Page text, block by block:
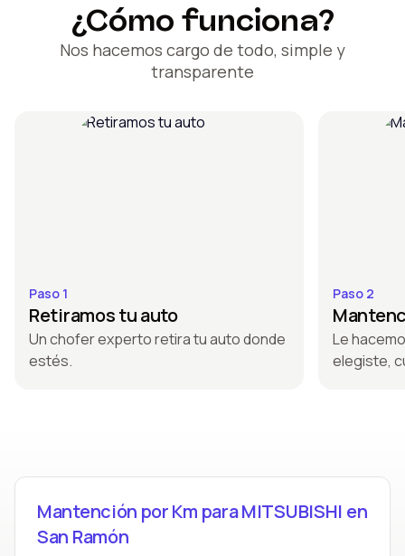
¿Cómo funciona?
Nos hacemos cargo de todo, simple y
transparente
Paso 1
Retiramos tu auto
Un chofer experto retira tu auto donde
estés.
Paso 2
Le
elegiste,
Mantención por Km para MITSUBISHI en
San Ramón